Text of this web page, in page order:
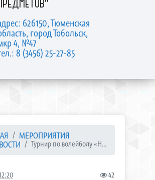
626150, Тюменская
город Тобольск,
4, №47
8 (3456) 25-27-85
МЕРОПРИЯТИЯ
Турнир по волейболу «Н...
42